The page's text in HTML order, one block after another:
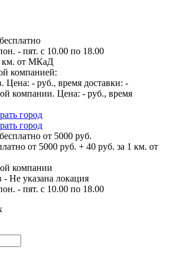
бесплатно
- пят. с 10.00 по 18.00
км. от МКаД
компанией:
Цена: - руб., время доставки: -
компании. Цена: - руб., время
город
город
бесплатно от 5000 руб.
от 5000 руб. + 40 руб. за 1 км. от
компании
- Не указана локация
- пят. с 10.00 по 18.00